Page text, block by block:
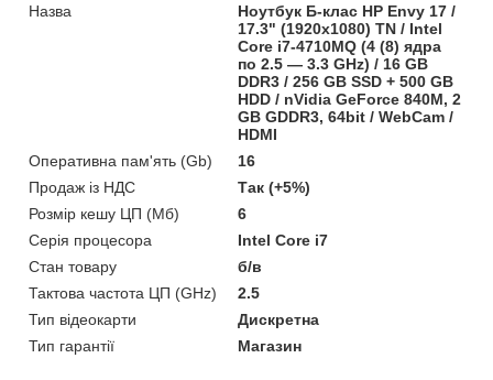
Назва
Ноутбук Б-клас HP Envy 17 /
17.3" (1920x1080) TN / Intel
Core i7-4710MQ (4 (8) ядра
по 2.5 — 3.3 GHz) / 16 GB
DDR3 / 256 GB SSD + 500 GB
HDD / nVidia GeForce 840M, 2
GB GDDR3, 64bit / WebCam /
HDMI
Оперативна пам'ять (Gb)
16
Продаж із НДС
Так (+5%)
Розмір кешу ЦП (Мб)
6
Серія процесора
Intel Core i7
Стан товару
б/в
Тактова частота ЦП (GHz)
2.5
Тип відеокарти
Дискретна
Тип гарантії
Магазин